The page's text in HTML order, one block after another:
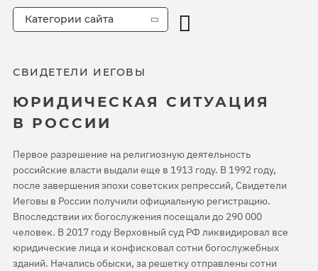
СВИДЕТЕЛИ ИЕГОВЫ
ЮРИДИЧЕСКАЯ СИТУАЦИЯ
В РОССИИ
Первое разрешение на религиозную деятельность
российские власти выдали еще в 1913 году. В 1992 году,
после завершения эпохи советских репрессий, Свидетели
Иеговы в России получили официальную регистрацию.
Впоследствии их богослужения посещали до 290 000
человек. В 2017 году Верховный суд РФ ликвидировал все
юридические лица и конфисковал сотни богослужебных
зданий. Начались обыски, за решетку отправлены сотни
Категории сайта